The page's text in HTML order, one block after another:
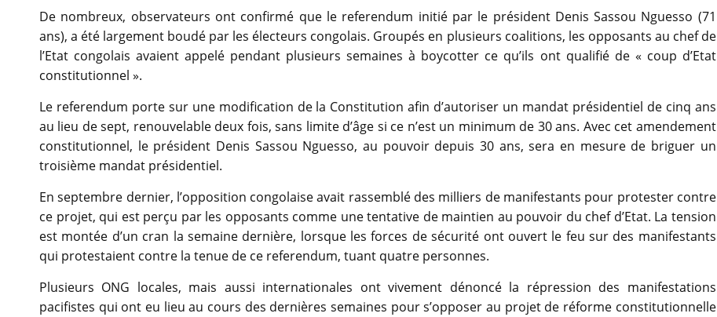
De nombreux, observateurs ont confirmé que le referendum initié par le président Denis Sassou Nguesso (71
ans), a été largement boudé par les électeurs congolais. Groupés en plusieurs coalitions, les opposants au chef de
l’Etat congolais avaient appelé pendant plusieurs semaines à boycotter ce qu’ils ont qualifié de « coup d’Etat
constitutionnel ».
Le referendum porte sur une modification de la Constitution afin d’autoriser un mandat présidentiel de cinq ans
au lieu de sept, renouvelable deux fois, sans limite d’âge si ce n’est un minimum de 30 ans. Avec cet amendement
constitutionnel, le président Denis Sassou Nguesso, au pouvoir depuis 30 ans, sera en mesure de briguer un
troisième mandat présidentiel.
En septembre dernier, l’opposition congolaise avait rassemblé des milliers de manifestants pour protester contre
ce projet, qui est perçu par les opposants comme une tentative de maintien au pouvoir du chef d’Etat. La tension
est montée d’un cran la semaine dernière, lorsque les forces de sécurité ont ouvert le feu sur des manifestants
qui protestaient contre la tenue de ce referendum, tuant quatre personnes.
Plusieurs ONG locales, mais aussi internationales ont vivement dénoncé la répression des manifestations
pacifistes qui ont eu lieu au cours des dernières semaines pour s’opposer au projet de réforme constitutionnelle